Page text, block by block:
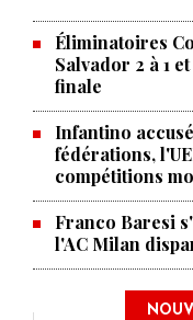
Éliminatoires
Salvador 2 à 1
finale
Infantino
fédérations,
compétitions
Franco Baresi
l'AC Milan